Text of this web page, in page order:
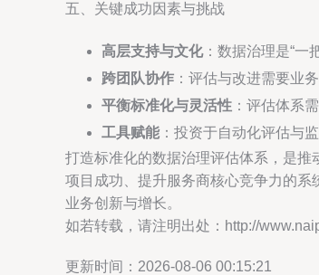
五、关键成功因素与挑战
高层支持与文化：数据治理是“一
跨团队协作 ：评估与改进需要业
平衡标准化与灵活性 ：评估体系
工具赋能：投资于自动化评估与
打造标准化的数据治理评估体系，是推
项目成功、提升服务商核心竞争力的
业务创新与增长。
如若转载，请注明出处：http://
更新时间：2026-08-06 00:15:21